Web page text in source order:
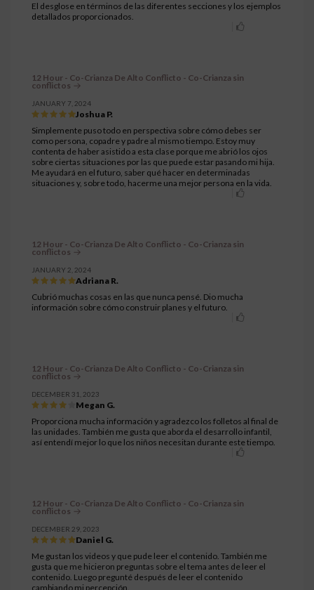
El desglose en términos de las diferentes secciones y los ejemplos
detallados proporcionados.
12 Hour - Co-Crianza De Alto Conflicto - Co-Crianza sin
conflictos
JANUARY 7, 2024
Joshua P.
Simplemente puso todo en perspectiva sobre cómo debes ser
como persona, copadre y padre al mismo tiempo. Estoy muy
contenta de haber asistido a esta clase porque me abrió los ojos
sobre ciertas situaciones por las que puede estar pasando mi hija.
Me ayudará en el futuro, saber qué hacer en determinadas
situaciones y, sobre todo, hacerme una mejor persona en la vida.
12 Hour - Co-Crianza De Alto Conflicto - Co-Crianza sin
conflictos
JANUARY 2, 2024
Adriana R.
Cubrió muchas cosas en las que nunca pensé. Dio mucha
información sobre cómo construir planes y el futuro.
12 Hour - Co-Crianza De Alto Conflicto - Co-Crianza sin
conflictos
DECEMBER 31, 2023
Megan G.
Proporciona mucha información y agradezco los folletos al final de
las unidades. También me gusta que aborda el desarrollo infantil,
así entendí mejor lo que los niños necesitan durante este tiempo.
12 Hour - Co-Crianza De Alto Conflicto - Co-Crianza sin
conflictos
DECEMBER 29, 2023
Daniel G.
Me gustan los videos y que pude leer el contenido. También me
gusta que me hicieron preguntas sobre el tema antes de leer el
contenido. Luego pregunté después de leer el contenido
cambiando mi percepción.